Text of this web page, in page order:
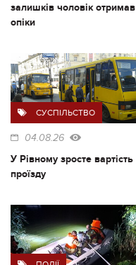
залишків чоловік отримав
опіки
СУСПІЛЬСТВО
04.08.26
У Рівному зросте вартість
проїзду